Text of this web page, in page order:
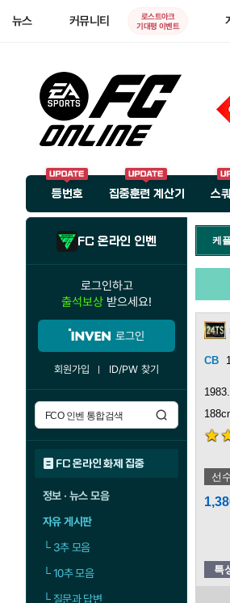
뉴스 커뮤니티
로스트아크
기대평 이벤트
등번호 집중훈련 계산기 스
FC 온라인 인벤
로그인하고
출석보상 받으세요!
로그인
회원가입 ID/PW 찾기
FC 온라인 화제 집중
정보 · 뉴스 모음
자유 게시판
└3추 모음
└10추 모음
└질문과 답변
케
선
특